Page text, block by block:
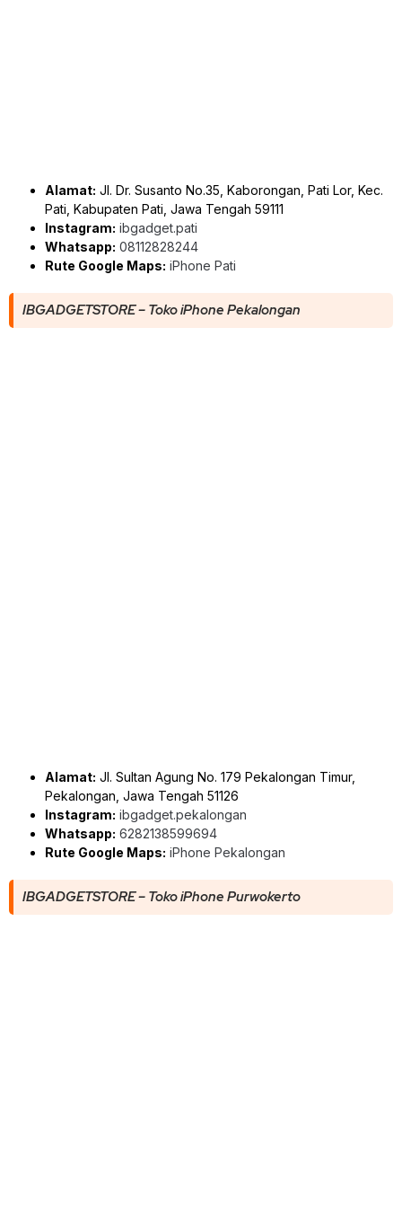
Alamat: Jl. Dr. Susanto No.35, Kaborongan, Pati Lor, Kec.
Pati, Kabupaten Pati, Jawa Tengah 59111
Instagram: ibgadget.pati
Whatsapp: 08112828244
Rute Google Maps: iPhone Pati
IBGADGETSTORE – Toko iPhone Pekalongan
Alamat: Jl. Sultan Agung No. 179 Pekalongan Timur,
Pekalongan, Jawa Tengah 51126
Instagram: ibgadget.pekalongan
Whatsapp: 6282138599694
Rute Google Maps: iPhone Pekalongan
IBGADGETSTORE – Toko iPhone Purwokerto